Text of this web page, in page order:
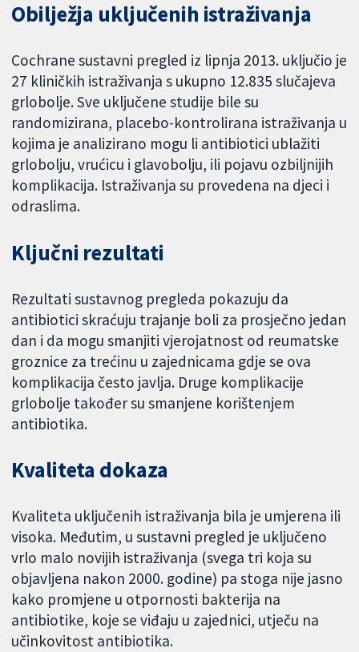
Obilježja uključenih istraživanja
Cochrane sustavni pregled iz lipnja 2013. uključio je
27 kliničkih istraživanja s ukupno 12.835 slučajeva
grlobolje. Sve uključene studije bile su
randomizirana, placebo-kontrolirana istraživanja u
kojima je analizirano mogu li antibiotici ublažiti
grlobolju, vrućicu i glavobolju, ili pojavu ozbiljnijih
komplikacija. Istraživanja su provedena na djeci i
odraslima.
Ključni rezultati
Rezultati sustavnog pregleda pokazuju da
antibiotici skraćuju trajanje boli za prosječno jedan
dan i da mogu smanjiti vjerojatnost od reumatske
groznice za trećinu u zajednicama gdje se ova
komplikacija često javlja. Druge komplikacije
grlobolje također su smanjene korištenjem
antibiotika.
Kvaliteta dokaza
Kvaliteta uključenih istraživanja bila je umjerena ili
visoka. Međutim, u sustavni pregled je uključeno
vrlo malo novijih istraživanja (svega tri koja su
objavljena nakon 2000. godine) pa stoga nije jasno
kako promjene u otpornosti bakterija na
antibiotike, koje se viđaju u zajednici, utječu na
učinkovitost antibiotika.